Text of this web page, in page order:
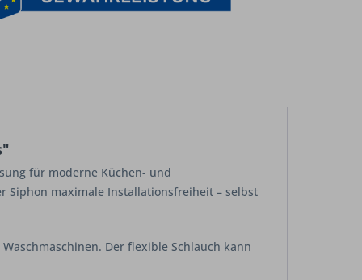
für moderne Küchen- und
Siphon maximale Installationsfreiheit – selbst
Der flexible Schlauch kann